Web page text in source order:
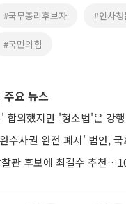
#국무총리후보자 #인사청
#국민의힘
주요 뉴스
사권 완전 폐지' 법안, 국회 본회의서